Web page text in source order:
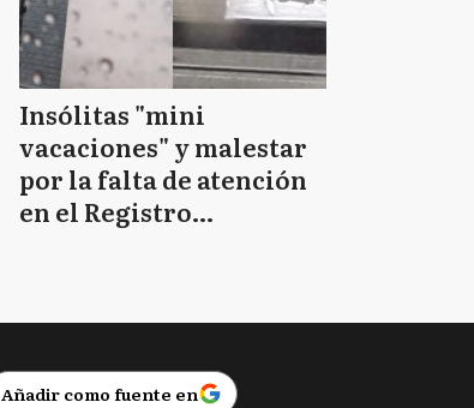
Insólitas "mini
vacaciones" y malestar
por la falta de atención
en el Registro
Añadir como fuente en